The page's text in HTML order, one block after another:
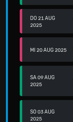
DO 21 AUG
2025
MI 20 AUG 2025
SA 09 AUG
2025
SO 03 AUG
2025